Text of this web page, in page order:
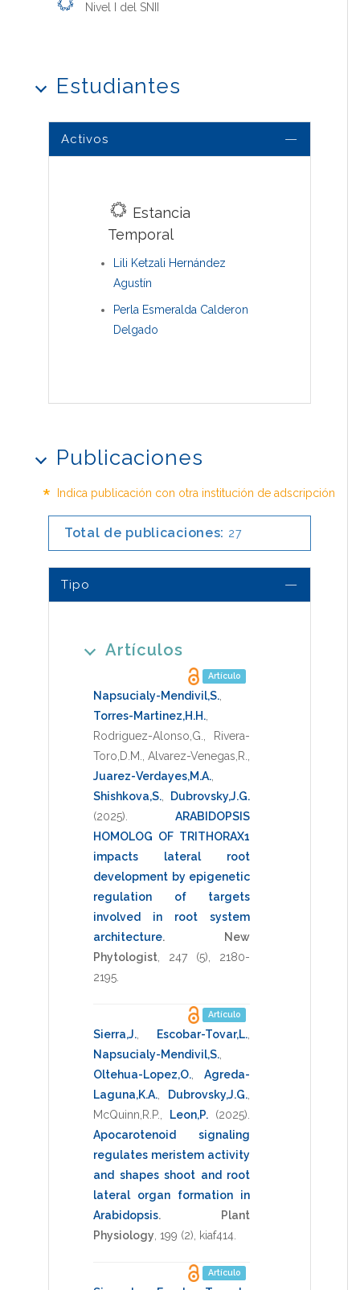
Nivel I del SNII
Estudiantes
Activos
Estancia
Temporal
Lili Ketzali Hernández
Agustín
Perla Esmeralda Calderon
Delgado
Publicaciones
* Indica publicación con otra institución de adscripción
Total de publicaciones: 27
Tipo
Artículos
Artículo
Napsucialy-Mendivil,S.
Torres-Martinez,H.H.
Rodriguez-Alonso,G.
Rivera-
Toro,D.M.
Alvarez-Venegas,R.
Juarez-Verdayes,M.A.
Shishkova,S.
Dubrovsky,J.G.
(2025)
ARABIDOPSIS
HOMOLOG OF TRITHORAX1
impacts lateral root
development by epigenetic
regulation of targets
involved in root system
architecture.
New
Phytologist
247 (5), 2180-
2195
Artículo
Sierra,J. Escobar-Tovar,L.
Napsucialy-Mendivil,S.
Oltehua-Lopez,O.
Agreda-
Laguna,K.A.
Dubrovsky,J.G.
McQuinn,R.P.
Leon,P. (2025)
Apocarotenoid signaling
regulates meristem activity
and shapes shoot and root
lateral organ formation in
Arabidopsis.
Plant
Physiology 199 (2), kiaf414
Artículo